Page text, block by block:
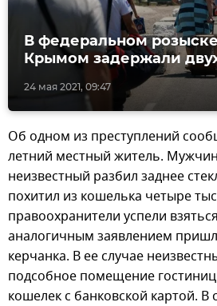
24 мая 2021, 09:47
В федеральном
Крымом задержали
Об одном из преступлений
летний местный житель.
неизвестный разбил заднее
похитил из кошелька четыре
правоохранители успели
аналогичным заявлением
керчанка. В ее случае
подсобное помещение
кошелек с банковской картой.